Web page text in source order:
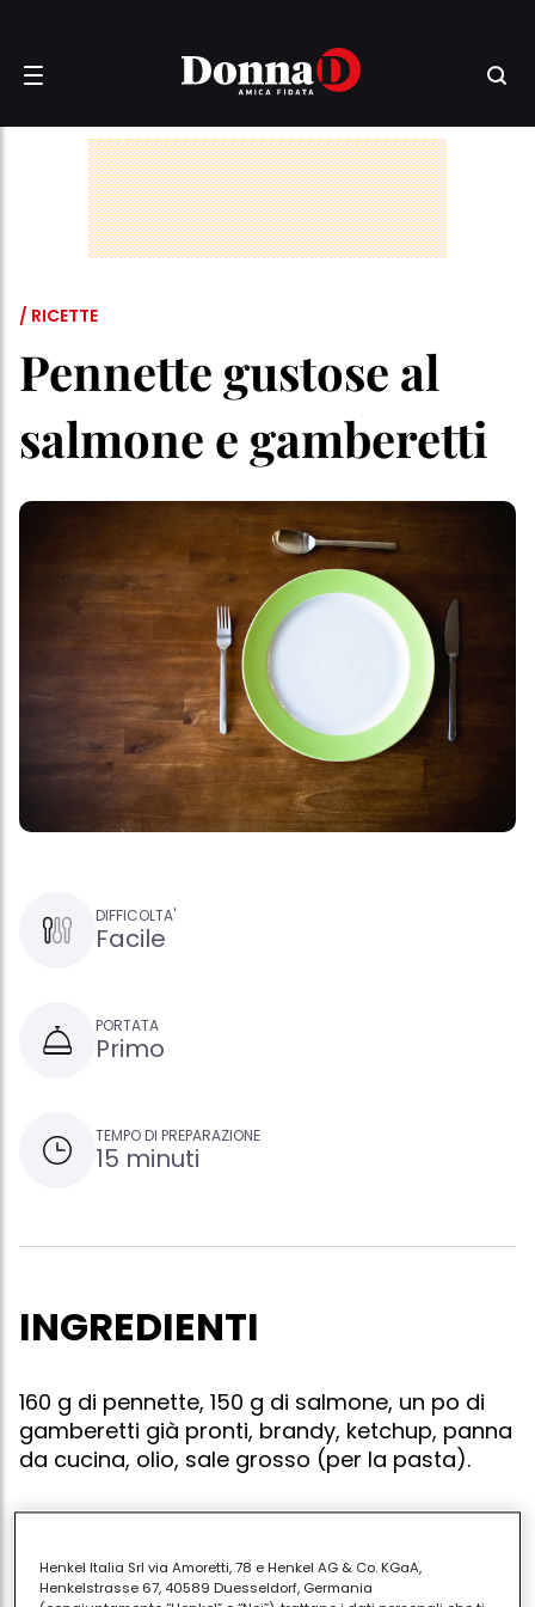
/ RICETTE
Pennette gustose al
salmone e gamberetti
DIFFICOLTA'
Facile
PORTATA
Primo
TEMPO DI PREPARAZIONE
15 minuti
INGREDIENTI
160 g di pennette, 150 g di salmone, un po di
gamberetti già pronti, brandy, ketchup, panna
da cucina, olio, sale grosso (per la pasta).
Per il sugo: spezzettare il salmone, inserirlo nel
tegame con già l'olio caldo, farlo rosolare per alcuni
Henkel Italia Srl via Amoretti, 78 e Henkel AG & Co. KGaA,
Henkelstrasse 67, 40589 Duesseldorf, Germania